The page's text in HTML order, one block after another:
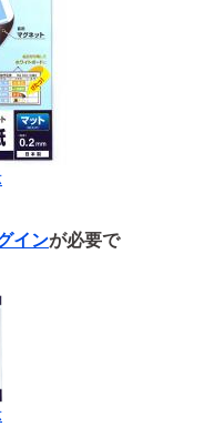
インが必要で